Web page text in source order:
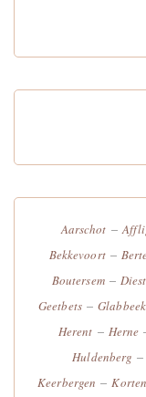
Aarschot –
Bekkevoort–
Boutersem–Diest
Geetbets–Glabbeek
Herent – Herne
Huldenberg –
Keerbergen –